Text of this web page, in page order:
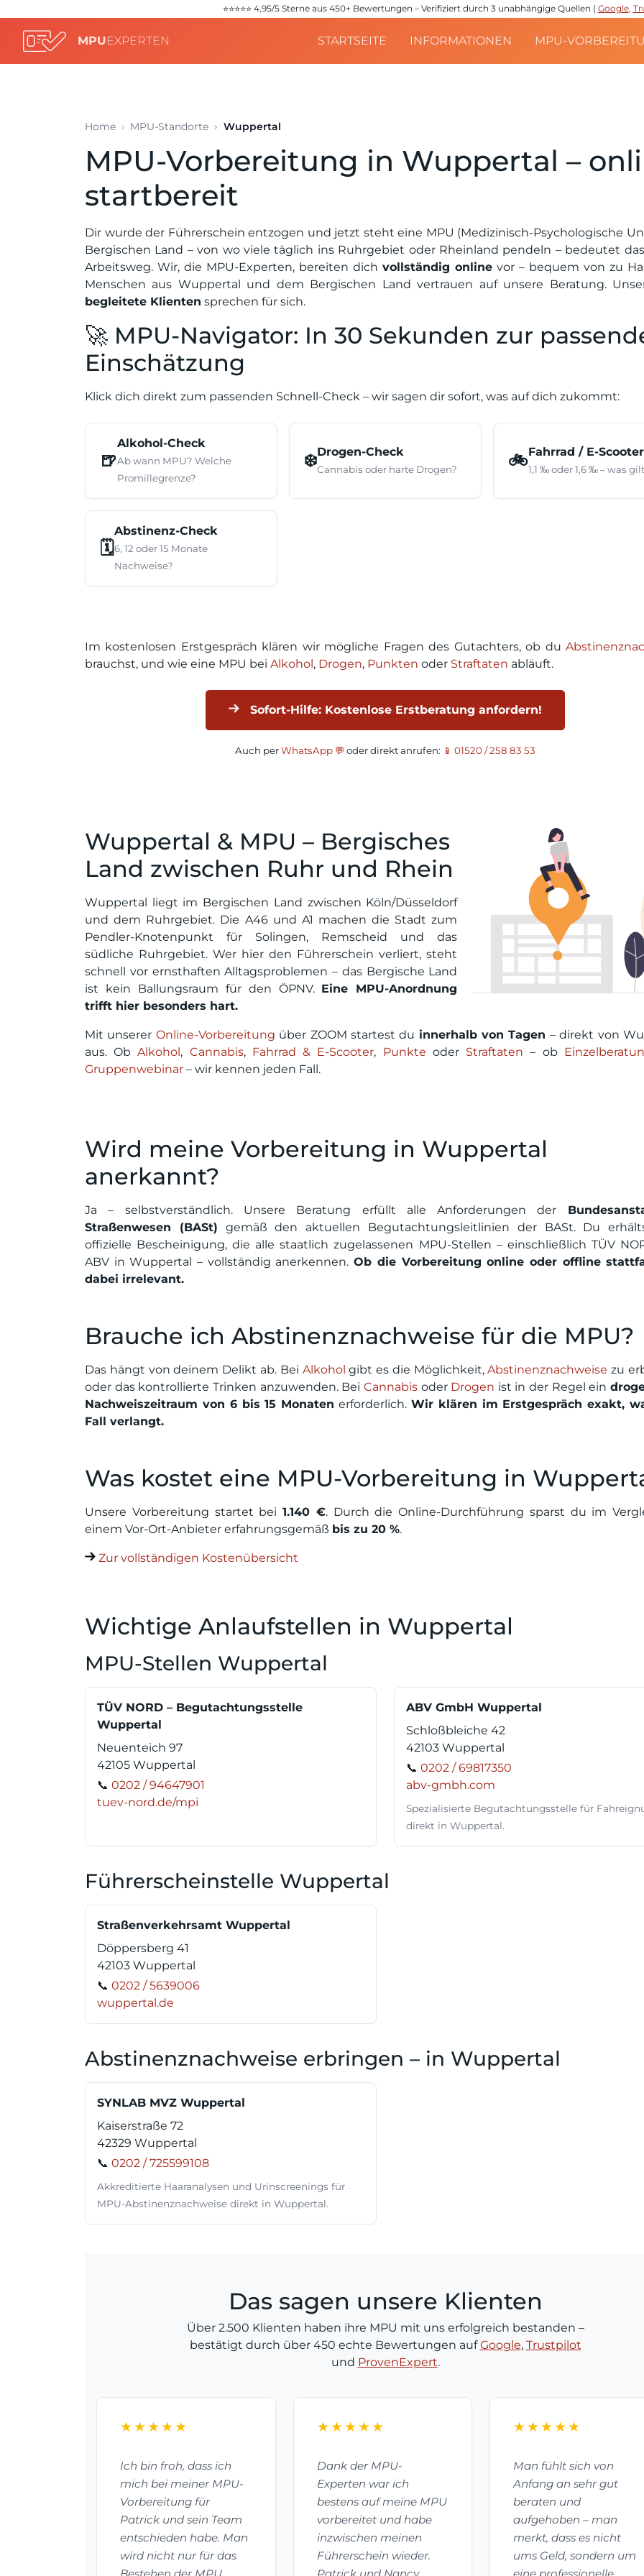
⭐️⭐️⭐️⭐️⭐️ 4,95/5 Sterne aus 450+ Bewertungen – Verifiziert durch 3 unabhängige Quellen ( Google,
MPUEXPERTEN STARTSEITE INFORMATIONEN MPU-
Home MPU-Standorte Wuppertal
MPU-Vorbereitung in Wuppertal –
startbereit
Dir wurde der Führerschein entzogen und jetzt steht eine MPU (Medizinisch-Psychologische
Bergischen Land – von wo viele täglich ins Ruhrgebiet oder Rheinland pendeln – bedeutet
Arbeitsweg. Wir, die MPU-Experten, bereiten dich vollständig online vor – bequem von zu
Menschen aus Wuppertal und dem Bergischen Land vertrauen auf unsere Beratung.
begleitete Klienten sprechen für sich.
🚀 MPU-Navigator: In 30 Sekunden zur
Einschätzung
Klick dich direkt zum passenden Schnell-Check – wir sagen dir sofort, was auf dich zukommt:
🍺
Alkohol-Check
Ab wann MPU? Welche
Promillegrenze?
❄️Drogen-Check
Cannabis oder harte Drogen? 🚲Fahrrad / E-Scooter
1,1 ‰ oder 1,6 ‰ – was
🗓️
Abstinenz-Check
6, 12 oder 15 Monate
Nachweise?
Im kostenlosen Erstgespräch klären wir mögliche Fragen des Gutachters, ob du
brauchst, und wie eine MPU bei Alkohol, Drogen, Punkten oder Straftaten abläuft.
Sofort-Hilfe: Kostenlose Erstberatung anfordern!
Auch perWhatsApp 💬 oder direkt anrufen: 📱 01520 / 258 83 53
Wuppertal & MPU – Bergisches
Land zwischen Ruhr und Rhein
Wuppertal liegt im Bergischen Land zwischen Köln/Düsseldorf
und dem Ruhrgebiet. Die A46 und A1 machen die Stadt zum
Pendler-Knotenpunkt für Solingen, Remscheid und das
südliche Ruhrgebiet. Wer hier den Führerschein verliert, steht
schnell vor ernsthaften Alltagsproblemen – das Bergische Land
ist kein Ballungsraum für den ÖPNV. Eine MPU-Anordnung
trifft hier besonders hart.
Mit unserer Online-Vorbereitung über ZOOM startest du innerhalb von Tagen – direkt von
aus. ObAlkohol, Cannabis, Fahrrad & E-Scooter, Punkte oder Straftaten – ob
Gruppenwebinar – wir kennen jeden Fall.
Wird meine Vorbereitung in Wuppertal
anerkannt?
Ja – selbstverständlich. Unsere Beratung erfüllt alle Anforderungen der
Straßenwesen (BASt) gemäß den aktuellen Begutachtungsleitlinien der BASt. Du
offizielle Bescheinigung, die alle staatlich zugelassenen MPU-Stellen – einschließlich TÜV
ABV in Wuppertal – vollständig anerkennen.Ob die Vorbereitung online oder offline
dabei irrelevant.
Brauche ich Abstinenznachweise für die MPU?
Das hängt von deinem Delikt ab. Bei Alkohol gibt es die Möglichkeit,Abstinenznachweise zu
oder das kontrollierte Trinken anzuwenden. Bei Cannabisoder Drogen ist in der Regel ein
Nachweiszeitraum von 6 bis 15 Monaten erforderlich. Wir klären im Erstgespräch exakt,
Fall verlangt.
Was kostet eine MPU-Vorbereitung in
Unsere Vorbereitung startet bei1.140 €. Durch die Online-Durchführung sparst du im
einem Vor-Ort-Anbieter erfahrungsgemäß bis zu 20 %.
Zur vollständigen Kostenübersicht
Wichtige Anlaufstellen in Wuppertal
MPU-Stellen Wuppertal
TÜV NORD – Begutachtungsstelle
Wuppertal
Neuenteich 97
42105 Wuppertal
📞 0202 / 94647901
tuev-nord.de/mpi
ABV GmbH Wuppertal
Schloßbleiche 42
42103 Wuppertal
📞 0202 / 69817350
abv-gmbh.com
Spezialisierte Begutachtungsstelle für
direkt in Wuppertal.
Führerscheinstelle Wuppertal
Straßenverkehrsamt Wuppertal
Döppersberg 41
42103 Wuppertal
📞 0202 / 5639006
wuppertal.de
Abstinenznachweise erbringen – in Wuppertal
SYNLAB MVZ Wuppertal
Kaiserstraße 72
42329 Wuppertal
📞 0202 / 725599108
Akkreditierte Haaranalysen und Urinscreenings für
MPU-Abstinenznachweise direkt in Wuppertal.
Das sagen unsere Klienten
Über 2.500 Klienten haben ihre MPU mit uns erfolgreich bestanden –
bestätigt durch über 450 echte Bewertungen aufGoogle, Trustpilot
und ProvenExpert.
★★★★★
Ich bin froh, dass ich
mich bei meiner MPU-
Vorbereitung für
Patrick und sein Team
entschieden habe. Man
wird nicht nur für das
★★★★★
Dank der MPU-
Experten war ich
bestens auf meine MPU
vorbereitet und habe
inzwischen meinen
Führerschein wieder.
★★★★★
Man fühlt sich von
Anfang an sehr gut
beraten und
aufgehoben – man
merkt, dass es nicht
ums Geld, sondern um